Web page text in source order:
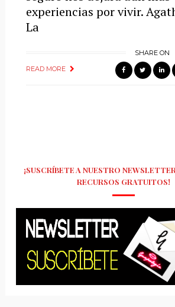
experiencias por vivir.
La
READ MORE
SHARE ON
¡SUSCRÍBETE A NUESTRO
RECURSOS GRATUITOS!